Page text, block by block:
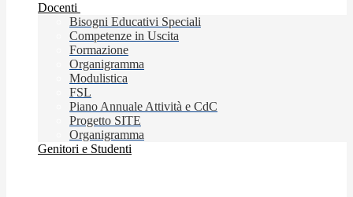
Docenti
Bisogni Educativi Speciali
Competenze in Uscita
Formazione
Organigramma
Modulistica
FSL
Piano Annuale Attività e CdC
Progetto SITE
Organigramma
Genitori e Studenti